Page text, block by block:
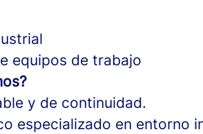
equipos de trabajo
y de continuidad.
especializado en entorno